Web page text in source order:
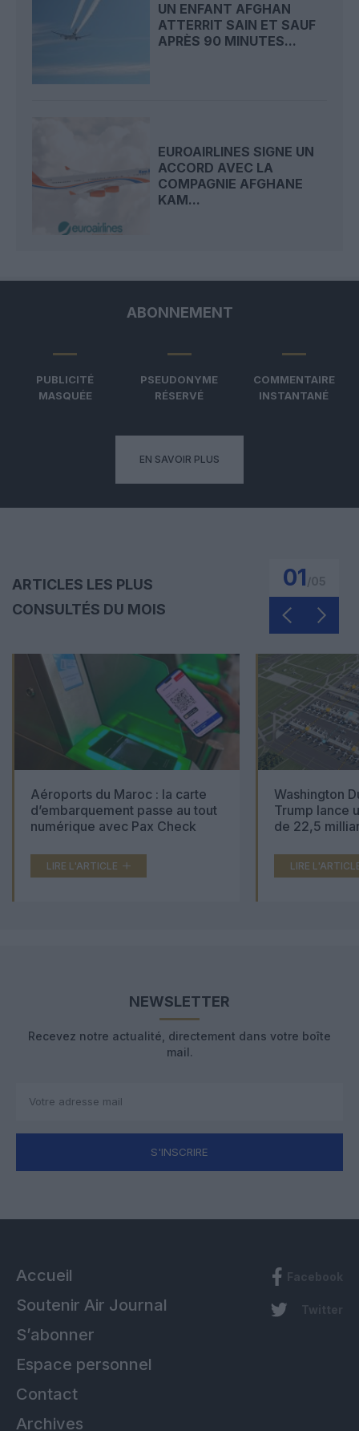
UN ENFANT AFGHAN
ATTERRIT SAIN ET SAUF
APRÈS 90 MINUTES...
EUROAIRLINES SIGNE UN
ACCORD AVEC LA
COMPAGNIE AFGHANE
KAM...
ABONNEMENT
PUBLICITÉ
MASQUÉE
PSEUDONYME
RÉSERVÉ
COMMENTAIRE
INSTANTANÉ
EN SAVOIR PLUS
ARTICLES LES PLUS
CONSULTÉS DU MOIS
01
Aéroports du Maroc : la carte
d’embarquement passe au tout
numérique avec Pax Check
LIRE L'ARTICLE
Washington
Trump lance
de 22,5
LIRE
NEWSLETTER
Recevez notre actualité, directement dans votre boîte
mail.
S'INSCRIRE
Accueil
Soutenir Air Journal
S’abonner
Espace personnel
Contact
Archives